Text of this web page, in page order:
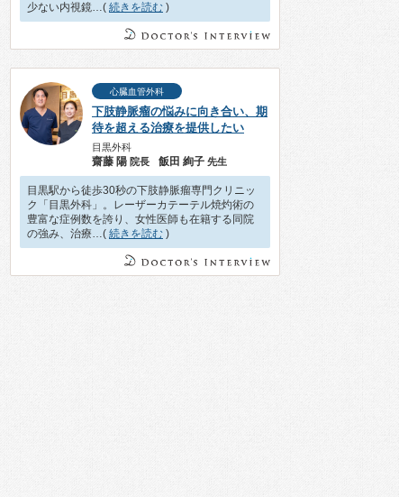
少ない内視鏡…( 続きを読む )
心臓血管外科
下肢静脈瘤の悩みに向き合い、期
待を超える治療を提供したい
目黒外科
齋藤 陽 院長 飯田 絢子 先生
目黒駅から徒歩30秒の下肢静脈瘤専門クリニッ
ク「目黒外科」。レーザーカテーテル焼灼術の
豊富な症例数を誇り、女性医師も在籍する同院
の強み、治療…( 続きを読む )